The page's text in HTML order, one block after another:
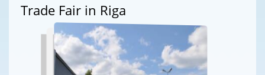
Trade Fair in Riga